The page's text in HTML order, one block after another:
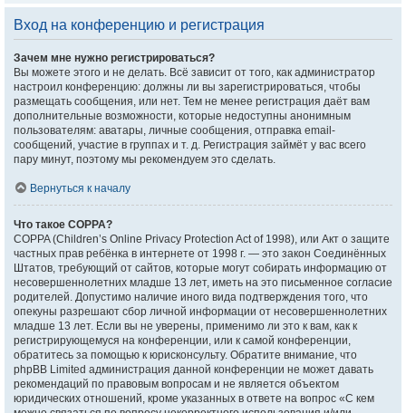
Вход на конференцию и регистрация
Зачем мне нужно регистрироваться?
Вы можете этого и не делать. Всё зависит от того, как администратор
настроил конференцию: должны ли вы зарегистрироваться, чтобы
размещать сообщения, или нет. Тем не менее регистрация даёт вам
дополнительные возможности, которые недоступны анонимным
пользователям: аватары, личные сообщения, отправка email-
сообщений, участие в группах и т. д. Регистрация займёт у вас всего
пару минут, поэтому мы рекомендуем это сделать.
Вернуться к началу
Что такое COPPA?
COPPA (Children’s Online Privacy Protection Act of 1998), или Акт о защите
частных прав ребёнка в интернете от 1998 г. — это закон Соединённых
Штатов, требующий от сайтов, которые могут собирать информацию от
несовершеннолетних младше 13 лет, иметь на это письменное согласие
родителей. Допустимо наличие иного вида подтверждения того, что
опекуны разрешают сбор личной информации от несовершеннолетних
младше 13 лет. Если вы не уверены, применимо ли это к вам, как к
регистрирующемуся на конференции, или к самой конференции,
обратитесь за помощью к юрисконсульту. Обратите внимание, что
phpBB Limited администрация данной конференции не может давать
рекомендаций по правовым вопросам и не является объектом
юридических отношений, кроме указанных в ответе на вопрос «С кем